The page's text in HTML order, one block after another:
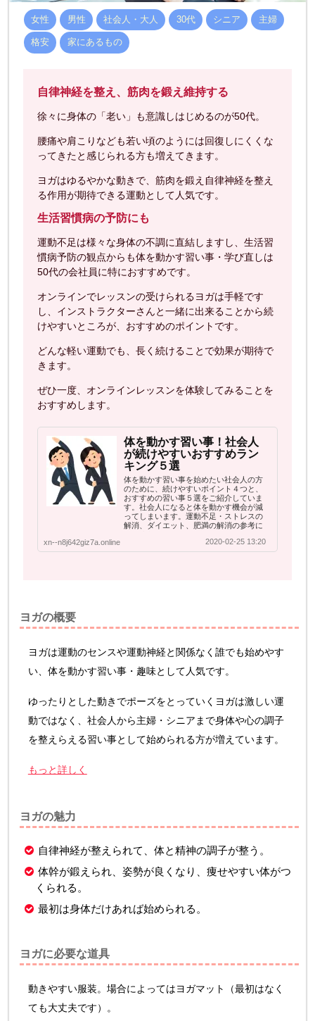
女性 男性 社会人・大人 30代 シニア 主婦
格安 家にあるもの
自律神経を整え、筋肉を鍛え維持する
徐々に身体の「老い」も意識しはじめるのが50代。
腰痛や肩こりなども若い頃のようには回復しにくくな
ってきたと感じられる方も増えてきます。
ヨガはゆるやかな動きで、筋肉を鍛え自律神経を整え
る作用が期待できる運動として人気です。
生活習慣病の予防にも
運動不足は様々な身体の不調に直結しますし、生活習
慣病予防の観点からも体を動かす習い事・学び直しは
50代の会社員に特におすすめです。
オンラインでレッスンの受けられるヨガは手軽です
し、インストラクターさんと一緒に出来ることから続
けやすいところが、おすすめのポイントです。
どんな軽い運動でも、長く続けることで効果が期待で
きます。
ぜひ一度、オンラインレッスンを体験してみることを
おすすめします。
体を動かす習い事！社会人
が続けやすいおすすめラン
キング５選
体を動かす習い事を始めたい社会人の方
のために、続けやすいポイント４つと、
おすすめの習い事５選をご紹介していま
す。社会人になると体を動かす機会が減
ってしまいます。運動不足・ストレスの
解消、ダイエット、肥満の解消の参考に
xn--n8j642giz7a.online
2020-02-25 13:20
ヨガの概要
ヨガは運動のセンスや運動神経と関係なく誰でも始めやす
い、体を動かす習い事・趣味として人気です。
ゆったりとした動きでポーズをとっていくヨガは激しい運
動ではなく、社会人から主婦・シニアまで身体や心の調子
を整えらえる習い事として始められる方が増えています。
もっと詳しく
ヨガの魅力
自律神経が整えられて、体と精神の調子が整う。
体幹が鍛えられ、姿勢が良くなり、痩せやすい体がつ
くられる。
最初は身体だけあれば始められる。
ヨガに必要な道具
動きやすい服装。場合によってはヨガマット（最初はなく
ても大丈夫です）。